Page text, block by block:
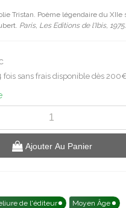
Tristan. Poème légendaire du XIIe
Paris, Les Editions de l'Ibis, 1975.
fois sans frais disponible dès
Ajouter Au Panier
de l'éditeur Moyen Âge